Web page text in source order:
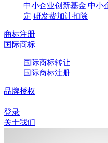
中小企业创新基金 中小
定 研发费加计扣除
商标注册
国际商标
国际商标转让
国际商标注册
品牌授权
登录
关于我们